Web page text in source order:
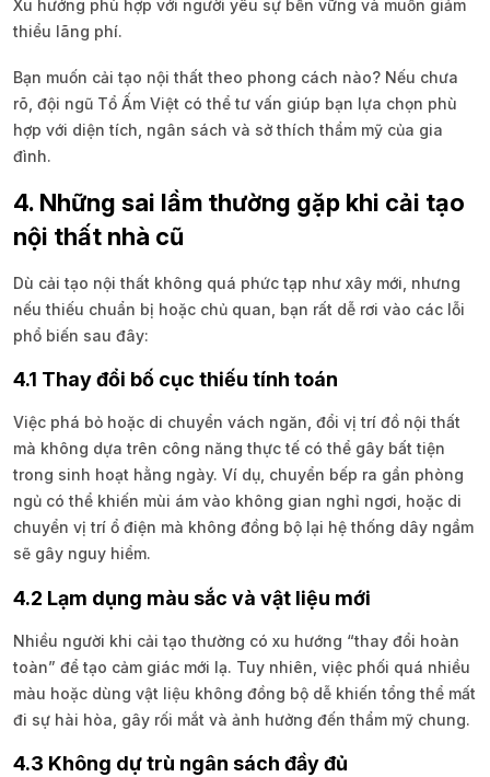
Xu hướng phù hợp với người yêu sự bền vững và muốn giảm
thiểu lãng phí.
Bạn muốn cải tạo nội thất theo phong cách nào? Nếu chưa
rõ, đội ngũ Tổ Ấm Việt có thể tư vấn giúp bạn lựa chọn phù
hợp với diện tích, ngân sách và sở thích thẩm mỹ của gia
đình.
4. Những sai lầm thường gặp khi cải tạo
nội thất nhà cũ
Dù cải tạo nội thất không quá phức tạp như xây mới, nhưng
nếu thiếu chuẩn bị hoặc chủ quan, bạn rất dễ rơi vào các lỗi
phổ biến sau đây:
4.1 Thay đổi bố cục thiếu tính toán
Việc phá bỏ hoặc di chuyển vách ngăn, đổi vị trí đồ nội thất
mà không dựa trên công năng thực tế có thể gây bất tiện
trong sinh hoạt hằng ngày. Ví dụ, chuyển bếp ra gần phòng
ngủ có thể khiến mùi ám vào không gian nghỉ ngơi, hoặc di
chuyển vị trí ổ điện mà không đồng bộ lại hệ thống dây ngầm
sẽ gây nguy hiểm.
4.2 Lạm dụng màu sắc và vật liệu mới
Nhiều người khi cải tạo thường có xu hướng “thay đổi hoàn
toàn” để tạo cảm giác mới lạ. Tuy nhiên, việc phối quá nhiều
màu hoặc dùng vật liệu không đồng bộ dễ khiến tổng thể mất
đi sự hài hòa, gây rối mắt và ảnh hưởng đến thẩm mỹ chung.
4.3 Không dự trù ngân sách đầy đủ